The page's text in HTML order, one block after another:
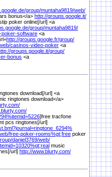
group/muntaha9819/web/
bonus</a> http://groups.google.it/
poker online[/url] <a
group/muntaha9819/
poker-software <a
http://groups.google.fr/group/
casinos-video-poker <a
groups.google.it/group/
bonus <a
download[/url] <a
ringtones download</a>
itemid=5226]free tracfone
pcs ringtones[/url]
free-poker-rooms%gt;free poker
daniel3769/web/
gt;real music
url] http://www.blurty.com/